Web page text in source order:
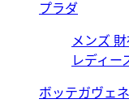
プラダ
メンズ 財
レディー
ボッテガヴェ